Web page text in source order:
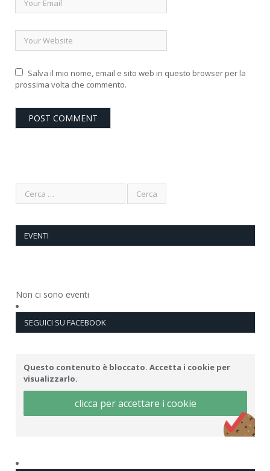
Salva il mio nome, email e sito web in questo browser per la
prossima volta che commento.
EVENTI
Non ci sono eventi
SEGUICI SU FACEBOOK
Questo contenuto è bloccato. Accetta i cookie per
visualizzarlo.
clicca per accettare i cookie